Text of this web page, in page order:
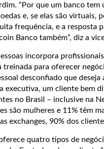
“Por que um banco tem
e, se elas são virtuais,
frequência, e a resposta
Banco também”, diz a
incorpora
treinada para oferecer
desconfiado que
executiva, um cliente bem
no Brasil – inclusive na
são mulheres e 11% têm
exchanges, 90% dos
quatro tipos de